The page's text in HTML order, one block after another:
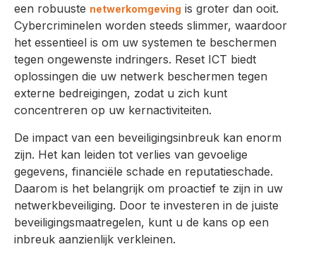
een robuuste netwerkomgeving is groter dan ooit.
Cybercriminelen worden steeds slimmer, waardoor
het essentieel is om uw systemen te beschermen
tegen ongewenste indringers. Reset ICT biedt
oplossingen die uw netwerk beschermen tegen
externe bedreigingen, zodat u zich kunt
concentreren op uw kernactiviteiten.
De impact van een beveiligingsinbreuk kan enorm
zijn. Het kan leiden tot verlies van gevoelige
gegevens, financiële schade en reputatieschade.
Daarom is het belangrijk om proactief te zijn in uw
netwerkbeveiliging. Door te investeren in de juiste
beveiligingsmaatregelen, kunt u de kans op een
inbreuk aanzienlijk verkleinen.